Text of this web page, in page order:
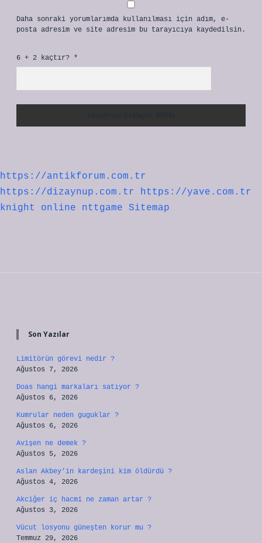
Daha sonraki yorumlarımda kullanılması için adım, e-
posta adresim ve site adresim bu tarayıcıya kaydedilsin.
6 + 2 kaçtır? *
https://antikforum.com.tr
https://dizaynup.com.tr
https://yave.com.tr
knight online
nttgame Sitemap
Son Yazılar
Limitörün görevi nedir ?
Ağustos 7, 2026
Doas hangi markaları satıyor ?
Ağustos 6, 2026
Kumrular neden guguklar ?
Ağustos 6, 2026
Avişen ne demek ?
Ağustos 5, 2026
Aslan Akbey’in kardeşini kim öldürdü ?
Ağustos 4, 2026
Akciğer iç hacmi ne zaman artar ?
Ağustos 3, 2026
Vücut losyonu güneşten korur mu ?
Temmuz 29, 2026